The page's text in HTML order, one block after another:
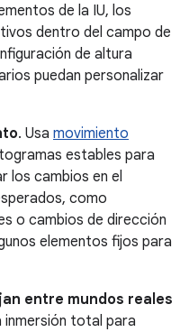
de la IU, los
dentro del campo de
de altura
puedan personalizar
. Usa movimiento
estables para
los cambios en el
como
o cambios de dirección
elementos fijos para
entre mundos reales
inmersión total para